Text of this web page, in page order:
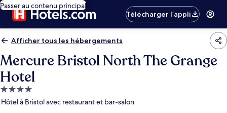
Passer au contenu principal
Télécharger l’appli
Afficher tous les hébergements
Mercure Bristol North The Grange
Hotel
Hébergement
4.0 étoiles
Hôtel à Bristol avec restaurant et bar-salon